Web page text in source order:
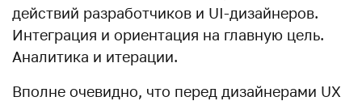
действий разработчиков и UI-дизайнеров.
Интеграция и ориентация на главную цель.
Аналитика и итерации.
Вполне очевидно, что перед дизайнерами UX